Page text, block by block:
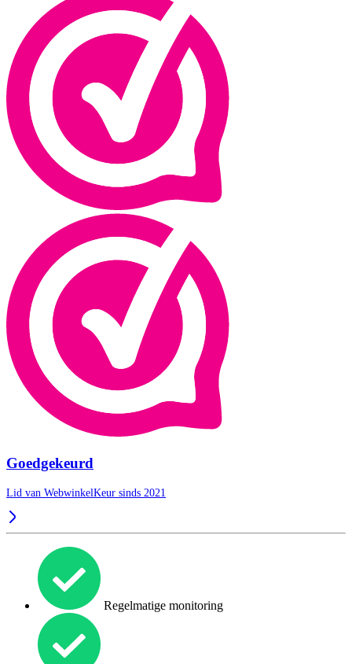
Goedgekeurd
Lid van WebwinkelKeur sinds 2021
Regelmatige monitoring